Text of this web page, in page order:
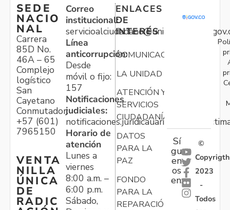
SEDE
NACIO
NAL
Carrera
85D No.
46A – 65
Complejo
logístico
San
Cayetano
Conmutador:
+57 (601)
7965150
VENTA
NILLA
ÚNICA
DE
RADIC
Correo
institucional:
Línea
anticorrupción:
Desde
móvil o fijo:
157
Notificaciones
judiciales:
Horario de
atención
Lunes a
viernes
8:00 a.m. –
6:00 p.m.
Sábado,
ENLACES
DE
INTERÉS
COMUNICACIONES
LA UNIDAD
ATENCIÓN Y
SERVICIOS
CIUDADANÍA
DATOS
PARA LA
PAZ
FONDO
PARA LA
REPARACIÓN
Sí
gu
en
os
en:
©
Copyrigth
2023
-
Todos